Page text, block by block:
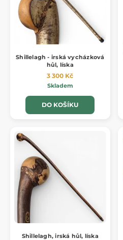
Shillelagh - irská vycházková
hůl, líska
3 300 Kč
Skladem
DO KOŠÍKU
Shillelagh, irská hůl, líska